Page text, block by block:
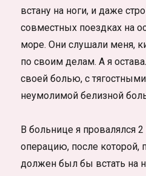
встану на ноги, и даже
совместных поездках на
море. Они слушали меня,
по своим делам. А я
своей болью, с
неумолимой белизной
В больнице я провалялся
операцию, после которой,
должен был бы встать на